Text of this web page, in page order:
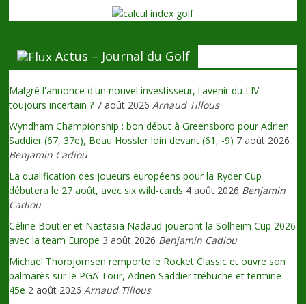
Actus – Journal du Golf
Malgré l'annonce d'un nouvel investisseur, l'avenir du LIV
toujours incertain ? 7 août 2026 Arnaud Tillous
Wyndham Championship : bon début à Greensboro pour Adrien
Saddier (67, 37e), Beau Hossler loin devant (61, -9) 7 août 2026
Benjamin Cadiou
La qualification des joueurs européens pour la Ryder Cup
débutera le 27 août, avec six wild-cards 4 août 2026 Benjamin
Cadiou
Céline Boutier et Nastasia Nadaud joueront la Solheim Cup 2026
avec la team Europe 3 août 2026 Benjamin Cadiou
Michael Thorbjornsen remporte le Rocket Classic et ouvre son
palmarès sur le PGA Tour, Adrien Saddier trébuche et termine
45e 2 août 2026 Arnaud Tillous